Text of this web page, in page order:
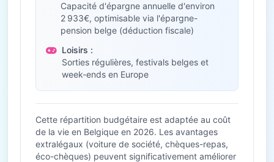
Capacité d'épargne annuelle d'environ
2 933€, optimisable via l'épargne-
pension belge (déduction fiscale)
Loisirs :
Sorties régulières, festivals belges et
week-ends en Europe
Cette répartition budgétaire est adaptée au coût
de la vie en Belgique en 2026. Les avantages
extralégaux (voiture de société, chèques-repas,
éco-chèques) peuvent significativement améliorer